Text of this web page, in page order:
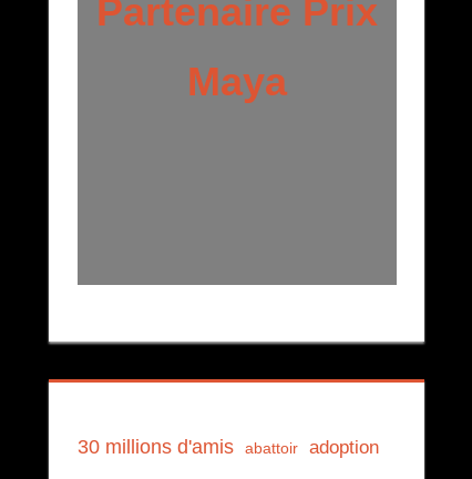
Partenaire Prix
Maya
30 millions d'amis abattoir adoption